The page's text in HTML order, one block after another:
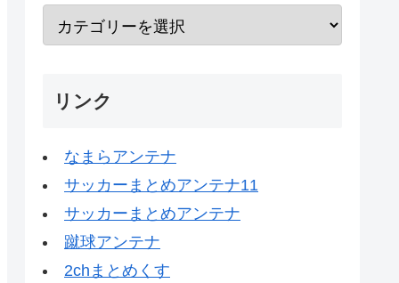
リンク
なまらアンテナ
サッカーまとめアンテナ11
サッカーまとめアンテナ
蹴球アンテナ
2chまとめくす